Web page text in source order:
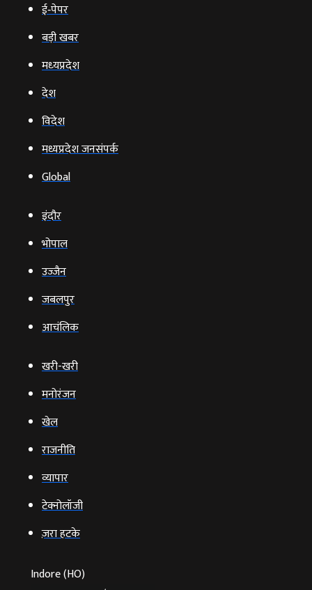
ई‑पेपर
बड़ी खबर
मध्‍यप्रदेश
देश
विदेश
मध्यप्रदेश जनसंपर्क
Global
इंदौर
भोपाल
उज्‍जैन
जबलपुर
आचंलिक
खरी-खरी
मनोरंजन
खेल
राजनीति
व्‍यापार
टेक्‍नोलॉजी
ज़रा हटके
Indore (HO)